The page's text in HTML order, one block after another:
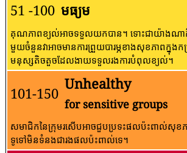
51 -100 មធ្យម
គុណភាពខ្យល់អាចទទួលយកបាន។ ទោះជាយ៉ាងណា
មួយចំនួនវាអាចមានការព្រួយបារម្ភខាងសុខភាពក្នុង
មនុស្សតិចតួចដែលងាយទទួលរងការបំពុលខ្យល់។
101-150
Unhealthy
for sensitive groups
សមាជិកនៃក្រុមរសើបអាចជួបប្រទះផលប៉ះពាល់សុខ
ទូទៅ​មិន​ទំនង​ជា​រង​ផល​ប៉ះពាល់​ទេ។